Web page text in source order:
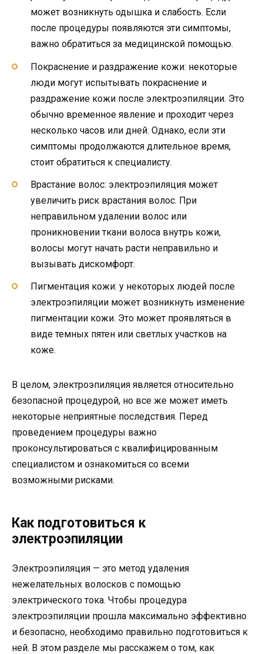
может возникнуть одышка и слабость. Если
после процедуры появляются эти симптомы,
важно обратиться за медицинской помощью.
Покраснение и раздражение кожи: некоторые
люди могут испытывать покраснение и
раздражение кожи после электроэпиляции. Это
обычно временное явление и проходит через
несколько часов или дней. Однако, если эти
симптомы продолжаются длительное время,
стоит обратиться к специалисту.
Врастание волос: электроэпиляция может
увеличить риск врастания волос. При
неправильном удалении волос или
проникновении ткани волоса внутрь кожи,
волосы могут начать расти неправильно и
вызывать дискомфорт.
Пигментация кожи: у некоторых людей после
электроэпиляции может возникнуть изменение
пигментации кожи. Это может проявляться в
виде темных пятен или светлых участков на
коже.
В целом, электроэпиляция является относительно
безопасной процедурой, но все же может иметь
некоторые неприятные последствия. Перед
проведением процедуры важно
проконсультироваться с квалифицированным
специалистом и ознакомиться со всеми
возможными рисками.
Как подготовиться к
электроэпиляции
Электроэпиляция — это метод удаления
нежелательных волосков с помощью
электрического тока. Чтобы процедура
электроэпиляции прошла максимально эффективно
и безопасно, необходимо правильно подготовиться к
ней. В этом разделе мы расскажем о том, как